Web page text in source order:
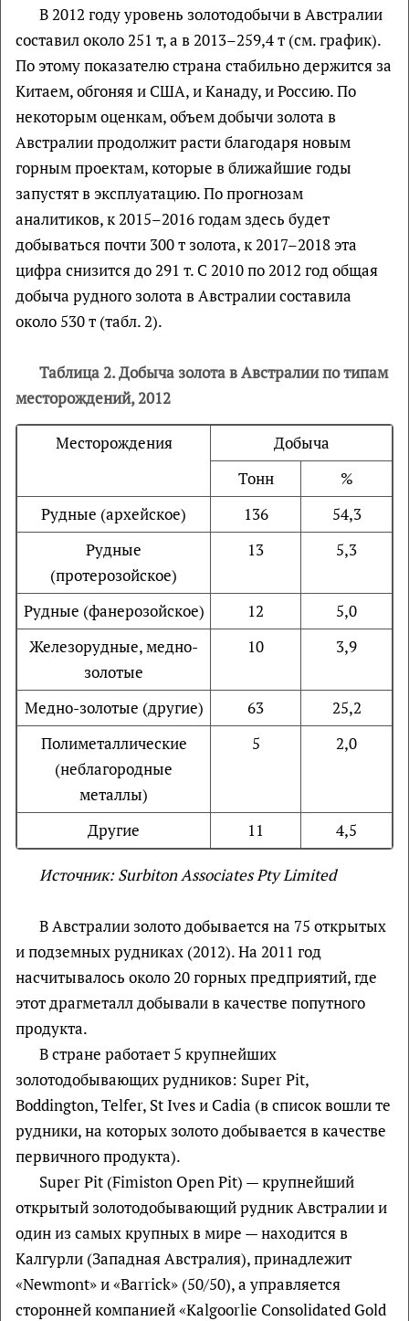
В 2012 году уровень золотодобычи в Австралии
составил около 251 т, а в 2013–259,4 т (см. график).
По этому показателю страна стабильно держится за
Китаем, обгоняя и США, и Канаду, и Россию. По
некоторым оценкам, объем добычи золота в
Австралии продолжит расти благодаря новым
горным проектам, которые в ближайшие годы
запустят в эксплуатацию. По прогнозам
аналитиков, к 2015–2016 годам здесь будет
добываться почти 300 т золота, к 2017–2018 эта
цифра снизится до 291 т. С 2010 по 2012 год общая
добыча рудного золота в Австралии составила
около 530 т (табл. 2).
Таблица 2. Добыча золота в Австралии по типам
месторождений, 2012
Месторождения
Добыча
Тонн
%
Рудные (архейское)
136
54,3
Рудные
(протерозойское)
13 5,3
Рудные (фанерозойское) 12
5,0
Железорудные, медно-
золотые
10 3,9
Медно-золотые (другие) 63
25,2
Полиметаллические
(неблагородные
металлы)
5 2,0
Другие 11 4,5
Источник: Surbiton Associates Pty Limited
В Австралии золото добывается на 75 открытых
и подземных рудниках (2012). На 2011 год
насчитывалось около 20 горных предприятий, где
этот драгметалл добывали в качестве попутного
продукта.
В стране работает 5 крупнейших
золотодобывающих рудников: Super Pit,
Boddington, Telfer, St Ives и Cadia (в список вошли те
рудники, на которых золото добывается в качестве
первичного продукта).
Super Pit (Fimiston Open Pit) — крупнейший
открытый золотодобывающий рудник Австралии и
один из самых крупных в мире — находится в
Калгурли (Западная Австралия), принадлежит
«Newmont» и «Barrick» (50/50), а управляется
сторонней компанией «Kalgoorlie Consolidated Gold